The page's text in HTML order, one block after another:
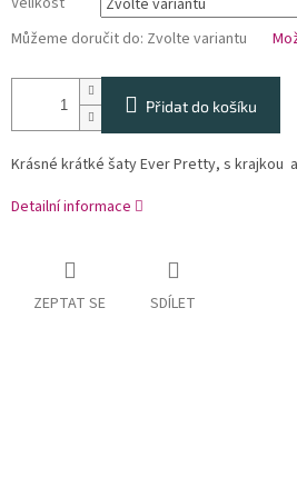
Můžeme doručit do: Zvolte variantu
Přidat do košíku
Krásné krátké šaty Ever Pretty, s krajkou
Detailní informace
ZEPTAT SE SDÍLET